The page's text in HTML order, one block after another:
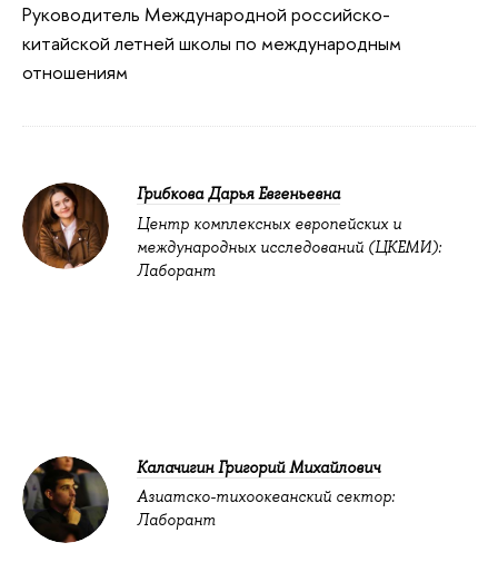
Руководитель Международной российско-
китайской летней школы по международным
отношениям
Грибкова Дарья Евгеньевна
Центр комплексных европейских и
международных исследований (ЦКЕМИ):
Лаборант
Калачигин Григорий Михайлович
Азиатско-тихоокеанский сектор:
Лаборант